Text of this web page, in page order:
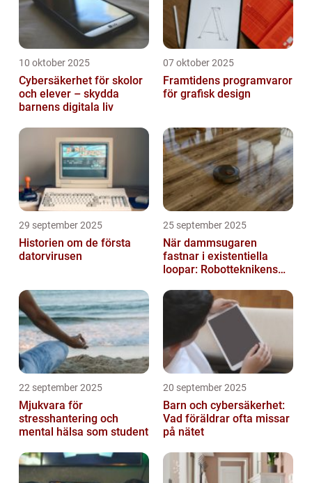
10 oktober 2025
Cybersäkerhet för skolor
och elever – skydda
barnens digitala liv
07 oktober 2025
Framtidens programvaror
för grafisk design
29 september 2025
Historien om de första
datorvirusen
25 september 2025
När dammsugaren
fastnar i existentiella
loopar: Robotteknikens
22 september 2025
Mjukvara för
stresshantering och
mental hälsa som student
20 september 2025
Barn och cybersäkerhet:
Vad föräldrar ofta missar
på nätet